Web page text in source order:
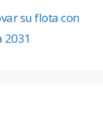
su flota con
2031